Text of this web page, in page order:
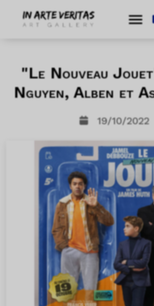
"Le Nouveau
Nguyen, Alben et
19/10/2022